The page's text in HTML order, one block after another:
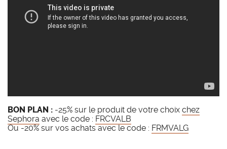
BON PLAN : -25% sur le produit de votre choix chez
Sephora avec le code : FRCVALB
Ou -20% sur vos achats avec le code : FRMVALG